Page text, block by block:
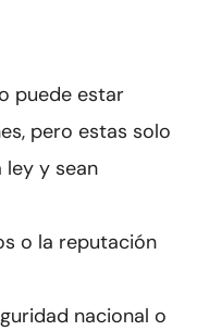
puede estar
pero estas solo
ley y sean
o la reputación
nacional o